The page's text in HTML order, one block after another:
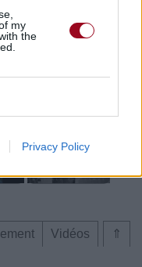
my
the
Privacy Policy
⇑
Vidéos